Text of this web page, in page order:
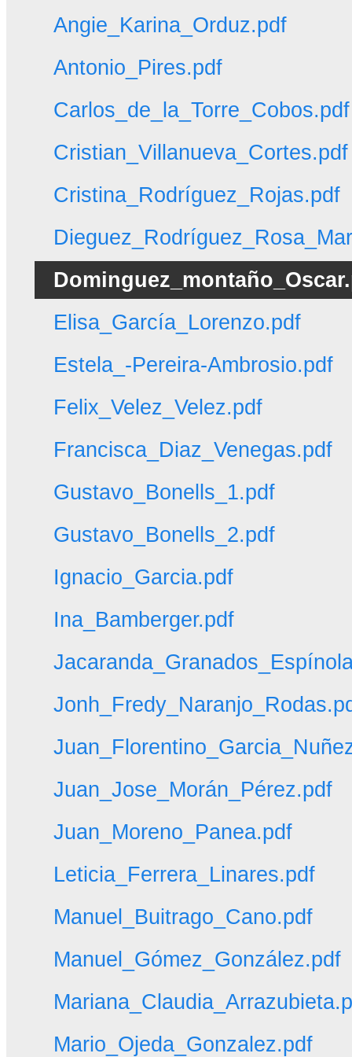
Angie_Karina_Orduz.pdf
Antonio_Pires.pdf
Carlos_de_la_Torre_Cobos.pdf
Cristian_Villanueva_Cortes.pdf
Cristina_Rodríguez_Rojas.pdf
Elisa_García_Lorenzo.pdf
Estela_-Pereira-Ambrosio.pdf
Felix_Velez_Velez.pdf
Francisca_Diaz_Venegas.pdf
Gustavo_Bonells_1.pdf
Gustavo_Bonells_2.pdf
Ignacio_Garcia.pdf
Ina_Bamberger.pdf
Juan_Jose_Morán_Pérez.pdf
Juan_Moreno_Panea.pdf
Leticia_Ferrera_Linares.pdf
Manuel_Buitrago_Cano.pdf
Manuel_Gómez_González.pdf
Mario_Ojeda_Gonzalez.pdf